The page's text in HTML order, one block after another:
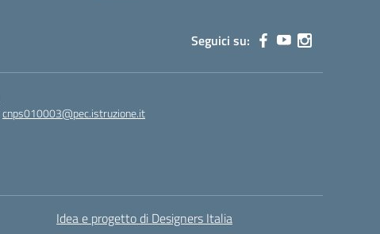
Seguici su:
cnps010003@pec.istruzione.it
Idea e progetto di Designers Italia